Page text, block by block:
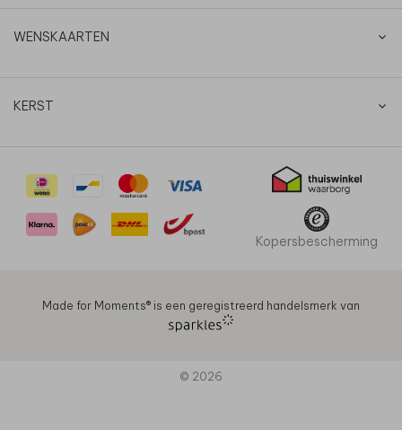
WENSKAARTEN
KERST
Kopersbescherming
Made for Moments®️ is een geregistreerd handelsmerk van
© 2026